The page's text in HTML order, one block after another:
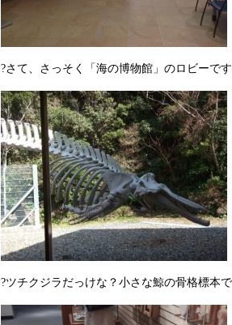
?さて、さっそく「海の博物館」のロビーで
?ツチクジラだっけな？小さな鯨の骨格標本で